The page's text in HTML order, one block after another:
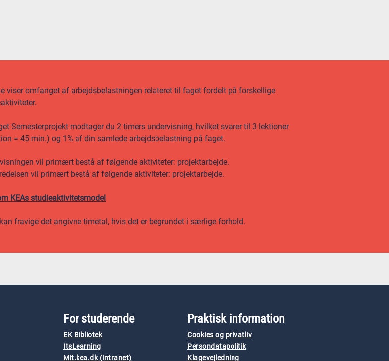
viser omfanget af arbejdsbelastningen relateret til faget fordelt på forskellige
Semesterprojekt modtager du 2 timers undervisning, hvilket svarer til 3 lektioner
= 45 min.) og 1% af din samlede arbejdsbelastning på faget.
vil primært bestå af følgende aktiviteter: projektarbejde.
vil primært bestå af følgende aktiviteter: projektarbejde.
KEAs studieaktivitetsmodel
fravige det angivne timetal, hvis det er begrundet i særlige forhold.
For studerende
EK Bibliotek
ItsLearning
Mit.kea.dk (intranet)
Praktisk information
Cookies og privatliv
Persondatapolitik
Klagevejledning